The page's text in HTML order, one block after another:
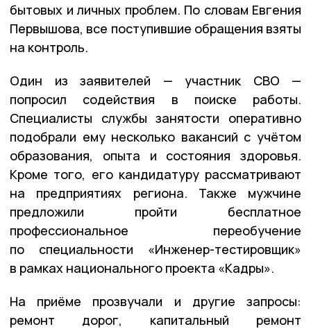
бытовых и личных проблем. По словам Евгения
Первышова, все поступившие обращения взяты
на контроль.
Один из заявителей — участник СВО —
попросил содействия в поиске работы.
Специалисты службы занятости оперативно
подобрали ему несколько вакансий с учётом
образования, опыта и состояния здоровья.
Кроме того, его кандидатуру рассматривают
на предприятиях региона. Также мужчине
предложили пройти бесплатное
профессиональное переобучение
по специальности «Инженер-тестировщик»
в рамках национального проекта «Кадры».
На приёме прозвучали и другие запросы:
ремонт дорог, капитальный ремонт